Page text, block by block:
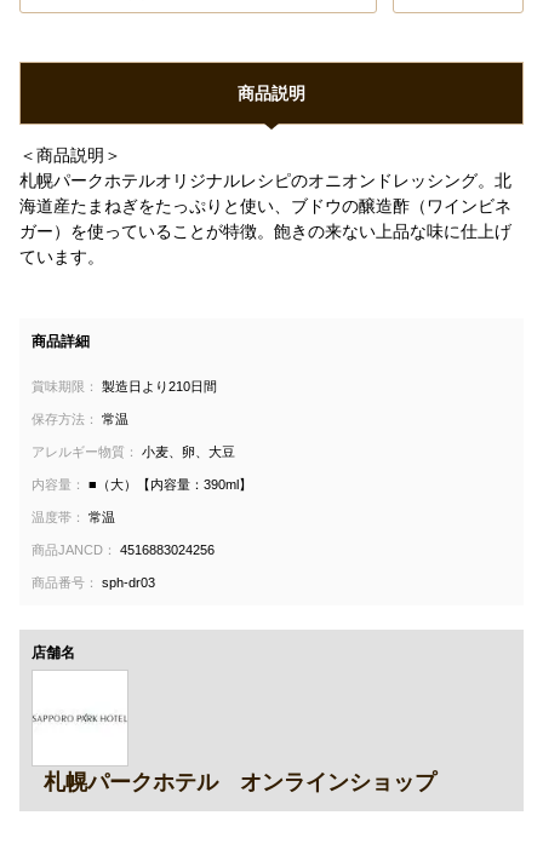
商品説明
＜商品説明＞
札幌パークホテルオリジナルレシピのオニオンドレッシング。北
海道産たまねぎをたっぷりと使い、ブドウの醸造酢（ワインビネ
ガー）を使っていることが特徴。飽きの来ない上品な味に仕上げ
ています。
商品詳細
賞味期限： 製造日より210日間
保存方法： 常温
アレルギー物質： 小麦、卵、大豆
内容量： ■（大）【内容量：390ml】
温度帯： 常温
商品JANCD： 4516883024256
商品番号： sph-dr03
店舗名
札幌パークホテル オンラインショップ